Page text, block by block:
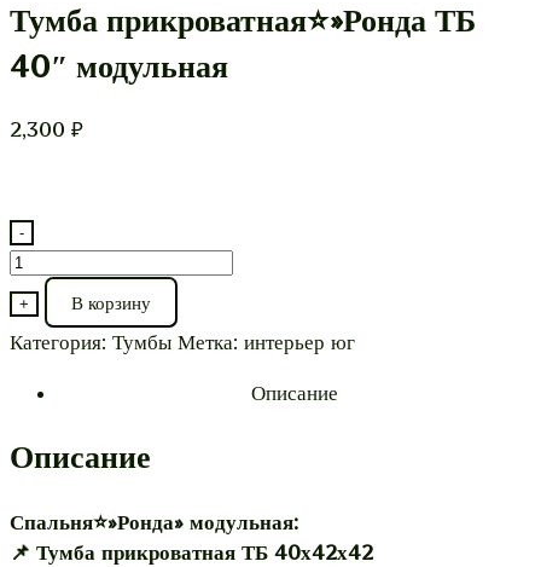
Тумба прикроватная⭐»Ронда ТБ
40″ модульная
2,300 ₽
-
Количество
товара
Тумба
прикроватная⭐"Ронда
модульная
+ В корзину
Категория: Тумбы Метка: интерьер юг
Описание
Описание
Спальня⭐»Ронда» модульная:
📌 Тумба прикроватная ТБ 40х42х42